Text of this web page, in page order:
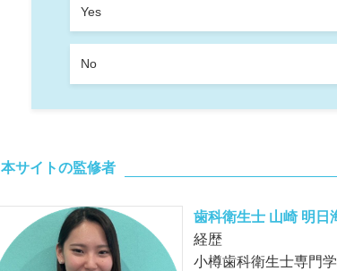
Yes
No
本サイトの監修者
歯科衛生士 山崎 明日
経歴
小樽歯科衛生士専門